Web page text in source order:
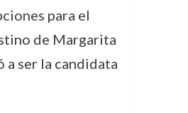
para el
de Margarita
a ser la candidata